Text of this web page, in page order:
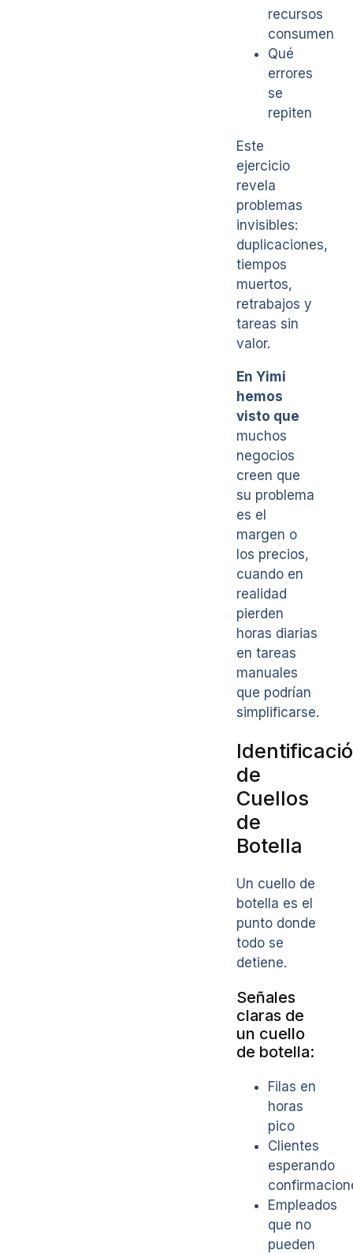
recursos
consumen
Qué
errores
se
repiten
Este
ejercicio
revela
problemas
invisibles:
duplicaciones,
tiempos
muertos,
retrabajos y
tareas sin
valor.
En Yimi
hemos
visto que
muchos
negocios
creen que
su problema
es el
margen o
los precios,
cuando en
realidad
pierden
horas diarias
en tareas
manuales
que podrían
simplificarse.
de
Cuellos
de
Botella
Un cuello de
botella es el
punto donde
todo se
detiene.
Señales
claras de
un cuello
de botella:
Filas en
horas
pico
Clientes
esperando
Empleados
que no
pueden